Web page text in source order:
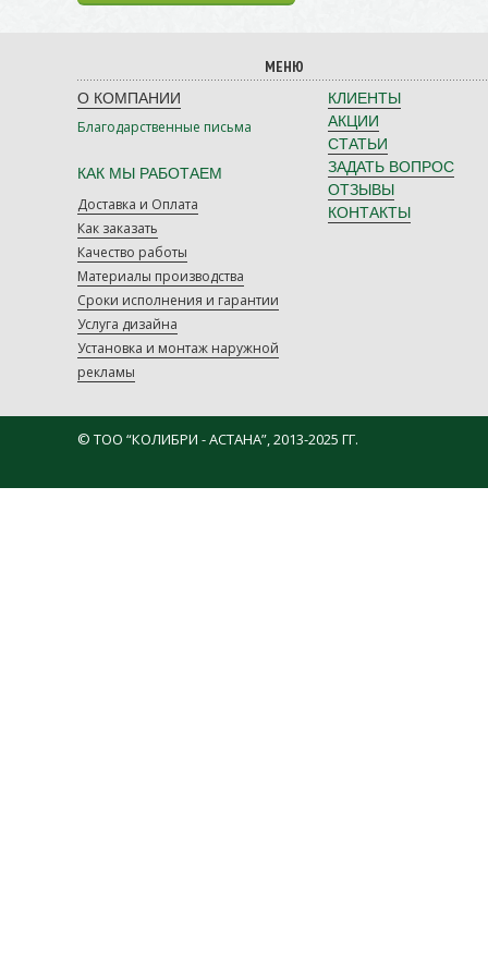
МЕНЮ
КЛИЕНТЫ
АКЦИИ
СТАТЬИ
ЗАДАТЬ ВОПРОС
ОТЗЫВЫ
КОНТАКТЫ
О КОМПАНИИ
Благодарственные письма
КАК МЫ РАБОТАЕМ
Доставка и Оплата
Как заказать
Качество работы
Материалы производства
Сроки исполнения и гарантии
Услуга дизайна
Установка и монтаж наружной
рекламы
© ТОО “КОЛИБРИ - АСТАНА”, 2013-2025 ГГ.